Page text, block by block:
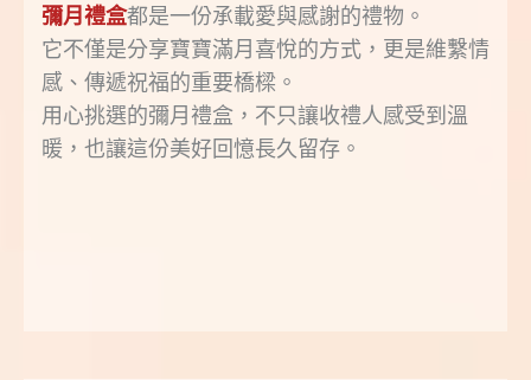
彌月禮盒都是一份承載愛與感謝的禮物。
它不僅是分享寶寶滿月喜悅的方式，更是維繫情
感、傳遞祝福的重要橋樑。
用心挑選的彌月禮盒，不只讓收禮人感受到溫
暖，也讓這份美好回憶長久留存。